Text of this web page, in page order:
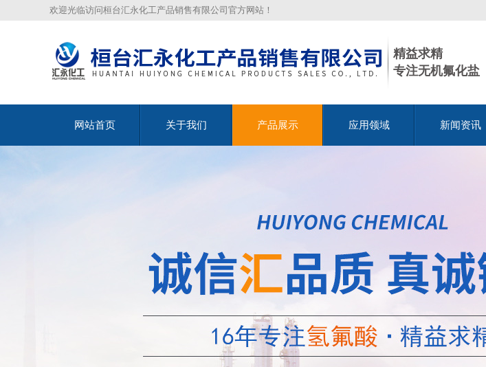
欢迎光临访问桓台汇永化工产品销售有限公司官方网站！
精益求精
专注无机氟化盐
网站首页 关于我们 产品展示 应用领域 新闻资讯